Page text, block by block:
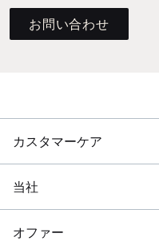
お問い合わせ
カスタマーケア
当社
オファー